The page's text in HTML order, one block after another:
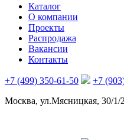
Каталог
О компании
Проекты
Распродажа
Вакансии
Контакты
+7 (499) 350-61-50 +7
Москва, ул.Мясницкая, 30/1/